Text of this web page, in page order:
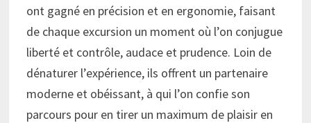
ont gagné en précision et en ergonomie, faisant
de chaque excursion un moment où l’on conjugue
liberté et contrôle, audace et prudence. Loin de
dénaturer l’expérience, ils offrent un partenaire
moderne et obéissant, à qui l’on confie son
parcours pour en tirer un maximum de plaisir en